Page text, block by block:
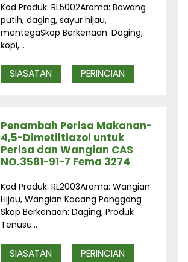
Kod Produk: RL5002Aroma: Bawang
putih, daging, sayur hijau,
mentegaSkop Berkenaan: Daging,
kopi,...
SIASATAN PERINCIAN
Penambah Perisa Makanan-
4,5-Dimetiltiazol untuk
Perisa dan Wangian CAS
NO.3581-91-7 Fema 3274
Kod Produk: RL2003Aroma: Wangian
Hijau, Wangian Kacang Panggang
Skop Berkenaan: Daging, Produk
Tenusu...
SIASATAN PERINCIAN